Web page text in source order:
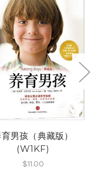
男孩（典藏版）
(W1KF)
$11.00